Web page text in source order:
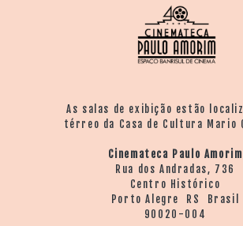
As salas de exibição estão
térreo da Casa de Cultura Mario
Cinemateca Paulo Amorim
Rua dos Andradas, 736
Centro Histórico
Porto Alegre RS Brasil
90020-004